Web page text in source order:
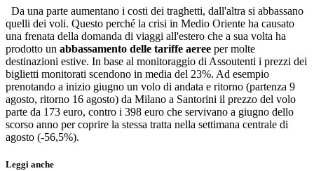
Da una parte aumentano i costi dei traghetti, dall'altra si abbassano
quelli dei voli. Questo perché la crisi in Medio Oriente ha causato
una frenata della domanda di viaggi all'estero che a sua volta ha
prodotto un abbassamento delle tariffe aeree per molte
destinazioni estive. In base al monitoraggio di Assoutenti i prezzi dei
biglietti monitorati scendono in media del 23%. Ad esempio
prenotando a inizio giugno un volo di andata e ritorno (partenza 9
agosto, ritorno 16 agosto) da Milano a Santorini il prezzo del volo
parte da 173 euro, contro i 398 euro che servivano a giugno dello
scorso anno per coprire la stessa tratta nella settimana centrale di
agosto (-56,5%).
Leggi anche